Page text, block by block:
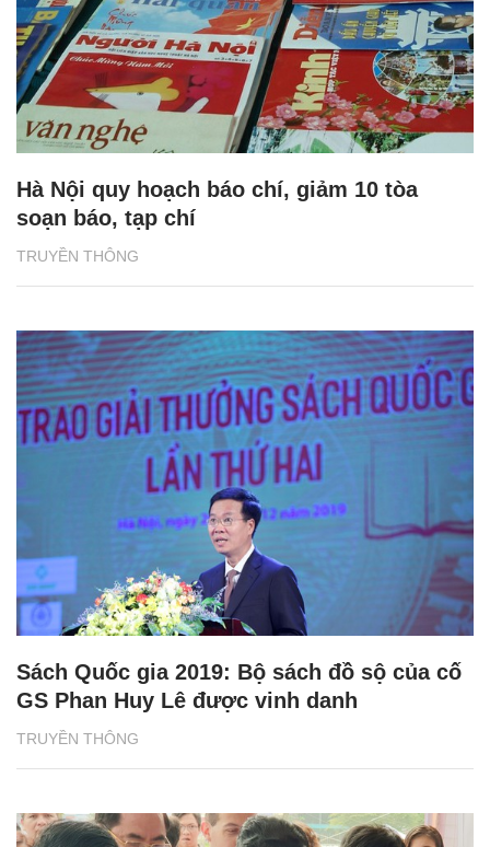
TRUYỀN THÔNG
Hà Nội quy hoạch báo chí, giảm 10 tòa
soạn báo, tạp chí
TRUYỀN THÔNG
Sách Quốc gia 2019: Bộ sách đồ sộ của cố
GS Phan Huy Lê được vinh danh